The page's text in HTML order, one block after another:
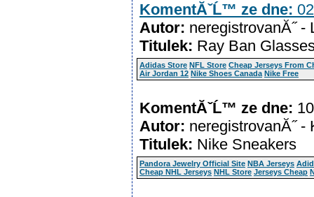
KomentĂˇĹ™ ze dne:
Autor: neregistrovanĂ˝
Titulek: Ray Ban
Adidas Store NFL Store Cheap Jerseys From
Air Jordan 12 Nike Shoes Canada Nike Free
KomentĂˇĹ™ ze dne:
Autor: neregistrovanĂ˝
Titulek: Nike Sneakers
Pandora Jewelry Official Site NBA Jerseys
Cheap NHL Jerseys NHL Store Jerseys Cheap